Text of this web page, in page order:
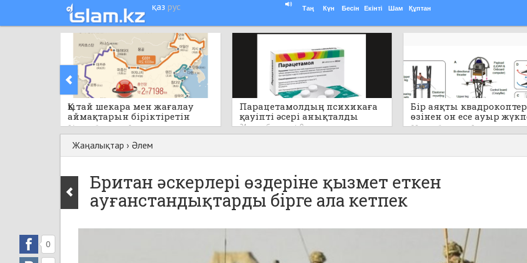
қаз рус Таң Күн Бесін Екінті Шам Құптан
Қытай шекара мен жағалау
аймақтарын біріктіретін
бірегей стратегиялық жобаны
қолға алады
21 сағат бұрын 0
Парацетамолдың психикаға
қауіпті әсері анықталды
21 сағат бұрын 0
Бір аяқты квадрокоптер
өзінен он есе ауыр
секіре алады (видео)
22 сағат бұрын 0
Жаңалықтар › Әлем
Британ әскерлері өздеріне қызмет еткен
ауғанстандықтарды бірге ала кетпек
0